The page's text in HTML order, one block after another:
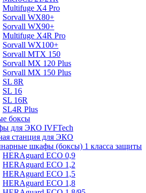
Multifuge X4 Pro
Sorvall WX80+
Sorvall WX90+
Multifuge X4R Pro
Sorvall WX100+
Sorvall МТХ 150
Sorvall МХ 120 Plus
Sorvall МХ 150 Plus
SL 8R
SL 16
SL 16R
SL4R Plus
боксы
для ЭКО IVFTech
станция для ЭКО
шкафы (боксы) 1 класса защиты
HERAguard ECO 0,9
HERAguard ECO 1,2
HERAguard ECO 1,5
HERAguard ECO 1,8